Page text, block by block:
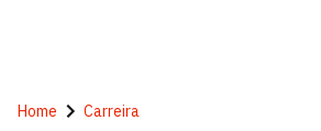
Home Carreira